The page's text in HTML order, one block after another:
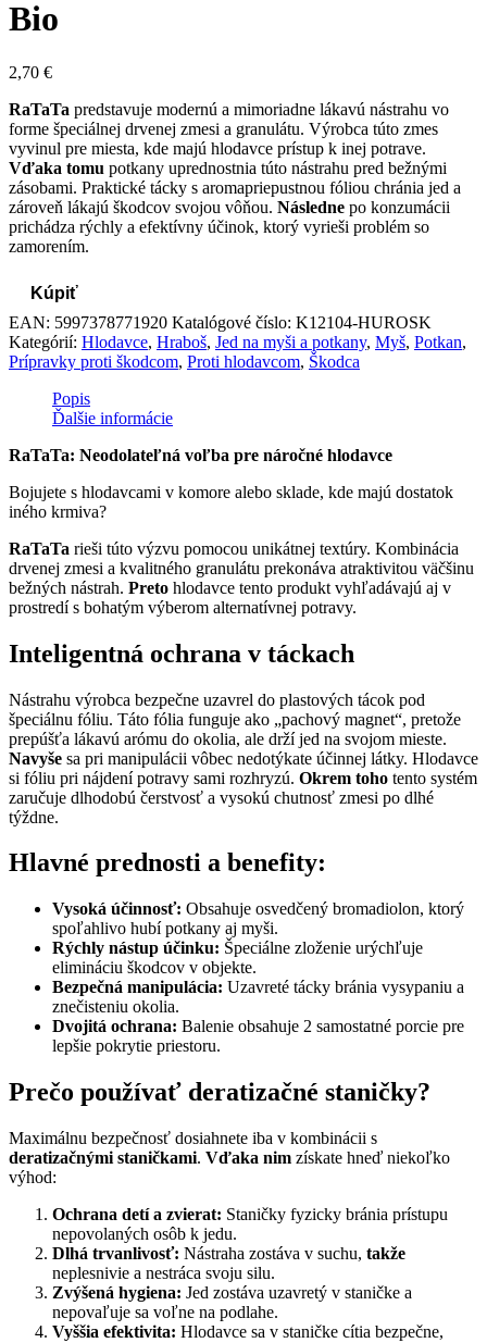
Bio
2,70 €
RaTaTa predstavuje modernú a mimoriadne lákavú nástrahu vo
forme špeciálnej drvenej zmesi a granulátu. Výrobca túto zmes
vyvinul pre miesta, kde majú hlodavce prístup k inej potrave.
Vďaka tomu potkany uprednostnia túto nástrahu pred bežnými
zásobami. Praktické tácky s aromapriepustnou fóliou chránia jed a
zároveň lákajú škodcov svojou vôňou. Následne po konzumácii
prichádza rýchly a efektívny účinok, ktorý vyrieši problém so
zamorením.
Kúpiť
EAN: 5997378771920 Katalógové číslo: K12104-HUROSK
Kategórií: Hlodavce, Hraboš, Jed na myši a potkany, Myš, Potkan,
Prípravky proti škodcom, Proti hlodavcom, Škodca
Popis
Ďalšie informácie
RaTaTa: Neodolateľná voľba pre náročné hlodavce
Bojujete s hlodavcami v komore alebo sklade, kde majú dostatok
iného krmiva?
RaTaTa rieši túto výzvu pomocou unikátnej textúry. Kombinácia
drvenej zmesi a kvalitného granulátu prekonáva atraktivitou väčšinu
bežných nástrah. Preto hlodavce tento produkt vyhľadávajú aj v
prostredí s bohatým výberom alternatívnej potravy.
Inteligentná ochrana v táckach
Nástrahu výrobca bezpečne uzavrel do plastových tácok pod
špeciálnu fóliu. Táto fólia funguje ako „pachový magnet“, pretože
prepúšťa lákavú arómu do okolia, ale drží jed na svojom mieste.
Navyše sa pri manipulácii vôbec nedotýkate účinnej látky. Hlodavce
si fóliu pri nájdení potravy sami rozhryzú. Okrem toho tento systém
zaručuje dlhodobú čerstvosť a vysokú chutnosť zmesi po dlhé
týždne.
Hlavné prednosti a benefity:
Vysoká účinnosť: Obsahuje osvedčený bromadiolon, ktorý
spoľahlivo hubí potkany aj myši.
Rýchly nástup účinku: Špeciálne zloženie urýchľuje
elimináciu škodcov v objekte.
Bezpečná manipulácia: Uzavreté tácky bránia vysypaniu a
znečisteniu okolia.
Dvojitá ochrana: Balenie obsahuje 2 samostatné porcie pre
lepšie pokrytie priestoru.
Prečo používať deratizačné staničky?
Maximálnu bezpečnosť dosiahnete iba v kombinácii s
deratizačnými staničkami. Vďaka nim získate hneď niekoľko
výhod:
Ochrana detí a zvierat: Staničky fyzicky bránia prístupu
nepovolaných osôb k jedu.
Dlhá trvanlivosť: Nástraha zostáva v suchu, takže
neplesnivie a nestráca svoju silu.
Zvýšená hygiena: Jed zostáva uzavretý v staničke a
nepovaľuje sa voľne na podlahe.
Vyššia efektivita: Hlodavce sa v staničke cítia bezpečne,